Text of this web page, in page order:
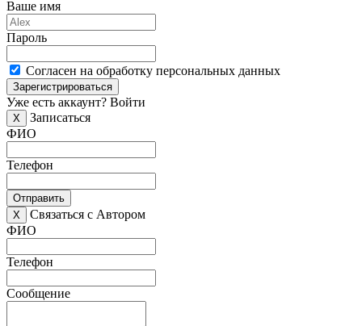
Ваше имя
Пароль
Согласен на обработку персональных данных
Зарегистрироваться
Уже есть аккаунт? Войти
X
Записаться
ФИО
Телефон
Отправить
X
Связаться с Автором
ФИО
Телефон
Сообщение